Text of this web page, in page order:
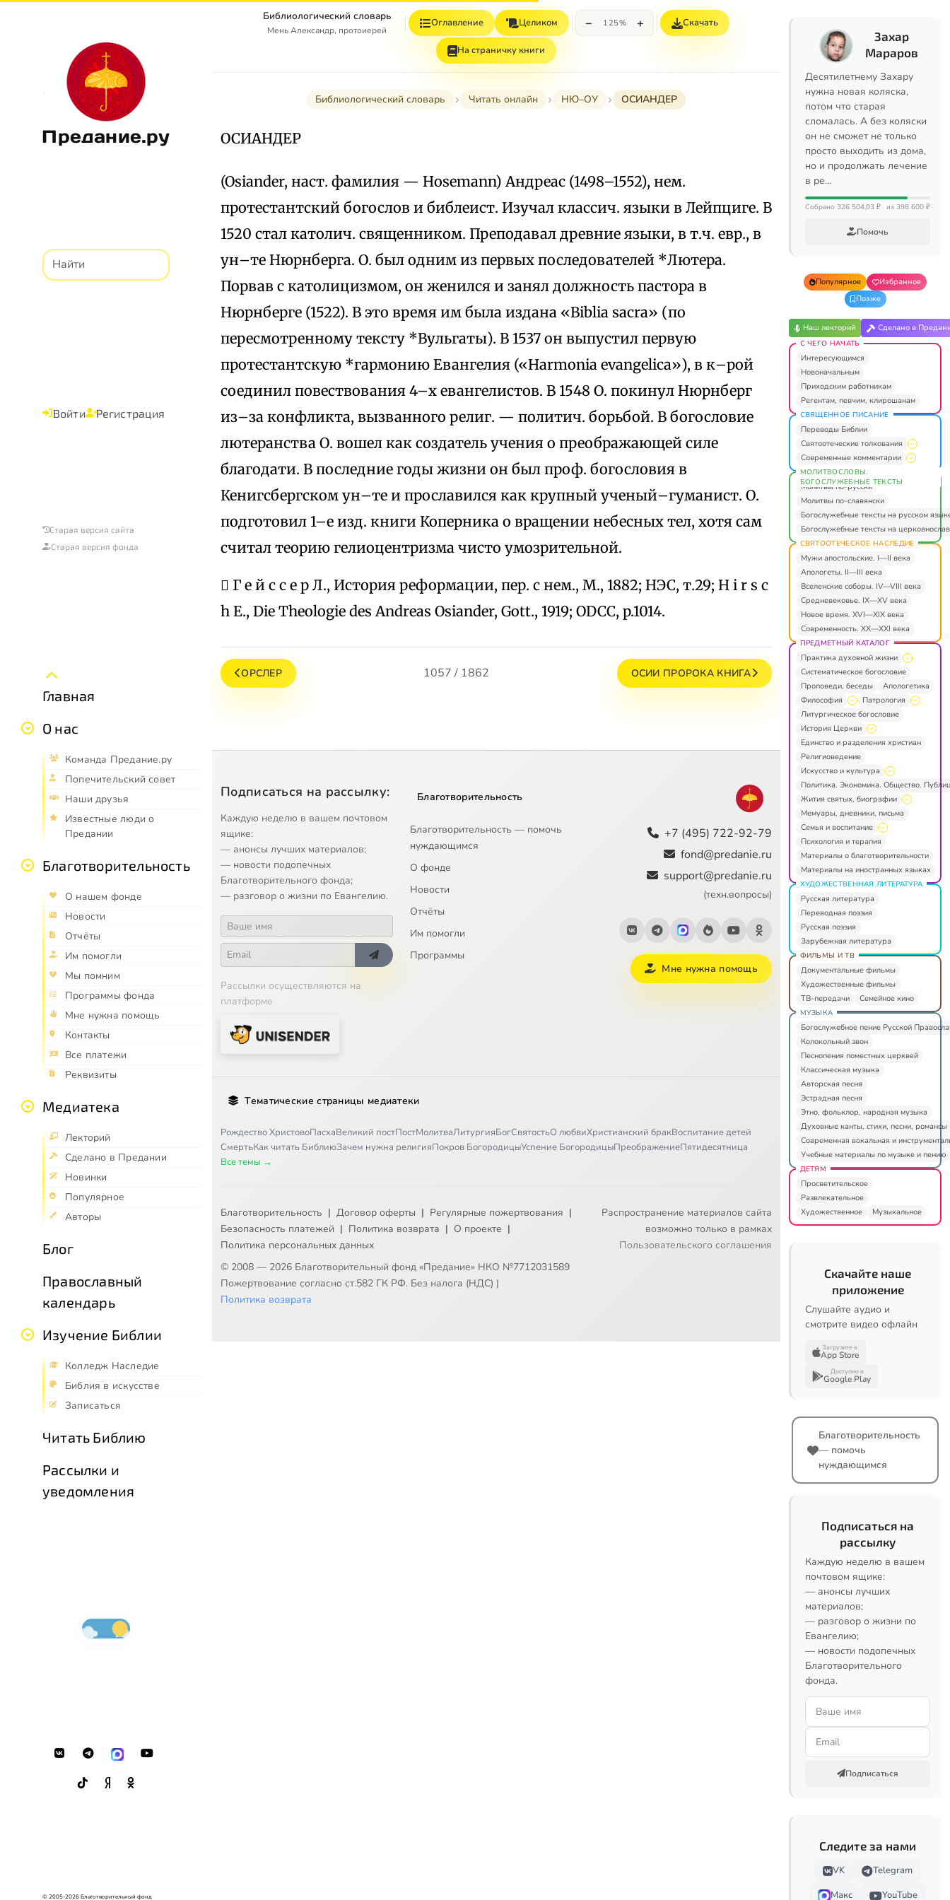
Предание.ру
Войти Регистрация
Старая версия сайта
Старая версия фонда
Главная
О нас
Команда Предание.ру
Попечительский совет
Наши друзья
Известные люди о
Предании
Благотворительность
О нашем фонде
Новости
Отчёты
Им помогли
Мы помним
Программы фонда
Мне нужна помощь
Контакты
Все платежи
Реквизиты
Медиатека
Лекторий
Сделано в Предании
Новинки
Популярное
Авторы
Блог
Православный
календарь
Изучение Библии
Колледж Наследие
Библия в искусстве
Записаться
Читать Библию
Рассылки и
уведомления
© 2005-2026 Благотворительный фонд
Библиологический словарь
Мень Александр, протоиерей
Оглавление Целиком − 125% + Скачать
На страничку книги
Библиологический словарь Читать онлайн НЮ–ОУ ОСИАНДЕР
ОСИАНДЕР
(Osiander, наст. фамилия — Hosemann) Андреас (1498–1552), нем.
протестантский богослов и библеист. Изучал классич. языки в Лейпциге. В
1520 стал католич. священником. Преподавал древние языки, в т.ч. евр., в
ун–те Нюрнберга. О. был одним из первых последователей *Лютера.
Порвав с католицизмом, он женился и занял должность пастора в
Нюрнберге (1522). В это время им была издана «Biblia sacra» (по
пересмотренному тексту *Вульгаты). В 1537 он выпустил первую
протестантскую *гармонию Евангелия («Harmonia evangelica»), в к–рой
соединил повествования 4–х евангелистов. В 1548 О. покинул Нюрнберг
из–за конфликта, вызванного религ. — политич. борьбой. В богословие
лютеранства О. вошел как создатель учения о преображающей силе
благодати. В последние годы жизни он был проф. богословия в
Кенигсбергском ун–те и прославился как крупный ученый–гуманист. О.
подготовил 1–е изд. книги Коперника о вращении небесных тел, хотя сам
считал теорию гелиоцентризма чисто умозрительной.
 Г е й с с е р Л., История реформации, пер. с нем., М., 1882; НЭС, т.29; H i r s c
h E., Die Theologie des Andreas Osiander, Gott., 1919; ODCC, p.1014.
ОРСЛЕР 1057 / 1862 ОСИИ ПРОРОКА КНИГА
Подписаться на рассылку:
Каждую неделю в вашем почтовом
ящике:
— анонсы лучших материалов;
— новости подопечных
Благотворительного фонда;
— разговор о жизни по Евангелию.
Рассылки осуществляются на
платформе
Благотворительность
Благотворительность — помочь
нуждающимся
О фонде
Новости
Отчёты
Им помогли
Программы
+7 (495) 722-92-79
fond@predanie.ru
support@predanie.ru
(техн.вопросы)
Мне нужна помощь
Тематические страницы медиатеки
Рождество ХристовоПасхаВеликий постПостМолитваЛитургияБогСвятостьО любвиХристианский бракВоспитание детей
СмертьКак читать БиблиюЗачем нужна религияПокров БогородицыУспение БогородицыПреображениеПятидесятница
Все темы →
Благотворительность | Договор оферты | Регулярные пожертвования |
Безопасность платежей | Политика возврата | О проекте |
Политика персональных данных
© 2008 — 2026 Благотворительный фонд «Предание» НКО №7712031589
Пожертвование согласно ст.582 ГК РФ. Без налога (НДС) |
Политика возврата
Распространение материалов сайта
возможно только в рамках
Пользовательского соглашения
Захар
Мараров
Десятилетнему Захару
нужна новая коляска,
потом что старая
сломалась. А без коляски
он не сможет не только
просто выходить из дома,
но и продолжать лечение
в ре…
Собрано 326 504,03 ₽ из 398 600 ₽
Помочь
Популярное
Избранное
Позже
Наш лекторий Сделано в
С ЧЕГО НАЧАТЬ
Интересующимся
Новоначальным
Приходским работникам
Регентам, певчим, клирошанам
СВЯЩЕННОЕ ПИСАНИЕ
Переводы Библии
Святоотеческие толкования
Современные комментарии
МОЛИТВОСЛОВЫ.
БОГОСЛУЖЕБНЫЕ ТЕКСТЫ
Молитвы по-русски
Молитвы по-славянски
Богослужебные тексты на русском
Богослужебные тексты на
СВЯТООТЕЧЕСКОЕ НАСЛЕДИЕ
Мужи апостольские. I—II века
Апологеты. II—III века
Вселенские соборы. IV—VIII века
Средневековье. IX—XV века
Новое время. XVI—XIX века
Современность. XX—XXI века
ПРЕДМЕТНЫЙ КАТАЛОГ
Практика духовной жизни
Систематическое богословие
Проповеди, беседы
Апологетика
Философия
Патрология
Литургическое богословие
История Церкви
Единство и разделения христиан
Религиоведение
Искусство и культура
Политика. Экономика. Общество.
Жития святых, биографии
Мемуары, дневники, письма
Семья и воспитание
Психология и терапия
Материалы о благотворительности
Материалы на иностранных языках
ХУДОЖЕСТВЕННАЯ ЛИТЕРАТУРА
Русская литература
Переводная поэзия
Русская поэзия
Зарубежная литература
ФИЛЬМЫ И ТВ
Документальные фильмы
Художественные фильмы
ТВ-передачи
Семейное кино
МУЗЫКА
Богослужебное пение Русской
Колокольный звон
Песнопения поместных церквей
Классическая музыка
Авторская песня
Эстрадная песня
Этно, фольклор, народная музыка
Духовные канты, стихи, песни, романсы
Современная вокальная и
Учебные материалы по музыке и пению
ДЕТЯМ
Просветительское
Развлекательное
Художественное
Музыкальное
Скачайте наше
приложение
Слушайте аудио и
смотрите видео офлайн
Загрузите в
App Store
Доступно в
Google Play
Благотворительность
— помочь
нуждающимся
Подписаться на
рассылку
Каждую неделю в вашем
почтовом ящике:
— анонсы лучших
материалов;
— разговор о жизни по
Евангелию;
— новости подопечных
Благотворительного
фонда.
Подписаться
Следите за нами
VK
Telegram
Макс
YouTube